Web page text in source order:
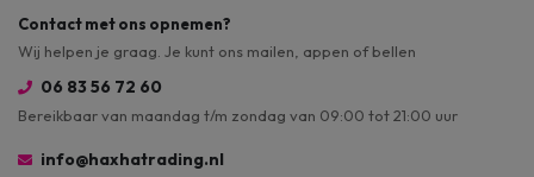
Contact met ons opnemen?
Wij helpen je graag. Je kunt ons mailen, appen of bellen
06 83 56 72 60
Bereikbaar van maandag t/m zondag van 09:00 tot 21:00 uur
info@haxhatrading.nl